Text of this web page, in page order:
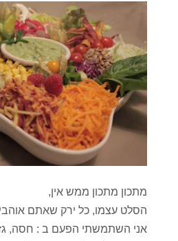
מתכון מתכון ממש אין,
הסלט עצמו, כל ירק שאתם
אני השתמשתי הפעם ב : חסה,